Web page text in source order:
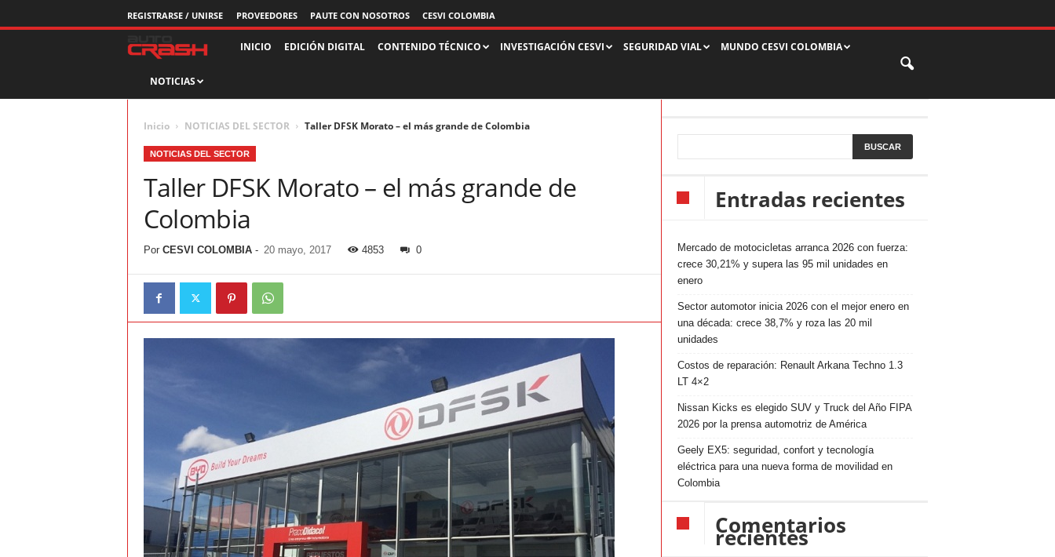
REGISTRARSE / UNIRSE PROVEEDORES PAUTE CON NOSOTROS CESVI COLOMBIA
i
s
t
a
u
r
a
s
INICIO EDICIÓN DIGITAL CONTENIDO TÉCNICO INVESTIGACIÓN CESVI SEGURIDAD VIAL MUNDO CESVI COLOMBIA
NOTICIAS
Inicio NOTICIAS DEL SECTOR Taller DFSK Morato – el más grande de Colombia
NOTICIAS DEL SECTOR
Taller DFSK Morato – el más grande de
Colombia
Por CESVI COLOMBIA- 20 mayo, 2017 4853 0
Entradas recientes
Mercado de motocicletas arranca 2026 con fuerza:
crece 30,21% y supera las 95 mil unidades en
enero
Sector automotor inicia 2026 con el mejor enero en
una década: crece 38,7% y roza las 20 mil
unidades
Costos de reparación: Renault Arkana Techno 1.3
LT 4×2
Nissan Kicks es elegido SUV y Truck del Año FIPA
2026 por la prensa automotriz de América
Geely EX5: seguridad, confort y tecnología
eléctrica para una nueva forma de movilidad en
Colombia
Comentarios
recientes